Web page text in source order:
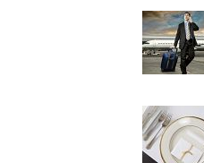
liveinternet